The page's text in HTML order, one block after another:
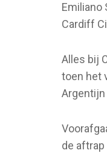
Emiliano
Cardiff
Alles bij
toen het
Argentijn
de